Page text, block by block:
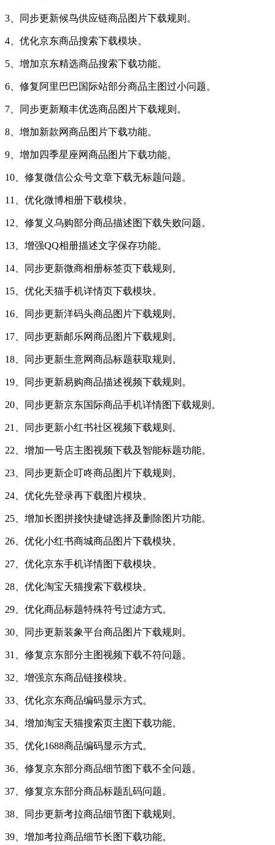
3、同步更新候鸟供应链商品图片下载规则。
4、优化京东商品搜索下载模块。
5、增加京东精选商品搜索下载功能。
6、修复阿里巴巴国际站部分商品主图过小问题。
7、同步更新顺丰优选商品图片下载规则。
8、增加新款网商品图片下载功能。
9、增加四季星座网商品图片下载功能。
10、修复微信公众号文章下载无标题问题。
11、优化微博相册下载模块。
12、修复义乌购部分商品描述图下载失败问题。
13、增强QQ相册描述文字保存功能。
14、同步更新微商相册标签页下载规则。
15、优化天猫手机详情页下载模块。
16、同步更新洋码头商品图片下载规则。
17、同步更新邮乐网商品图片下载规则。
18、同步更新生意网商品标题获取规则。
19、同步更新易购商品描述视频下载规则。
20、同步更新京东国际商品手机详情图下载规则。
21、同步更新小红书社区视频下载规则。
22、增加一号店主图视频下载及智能标题功能。
23、同步更新企叮咚商品图片下载规则。
24、优化先登录再下载图片模块。
25、增加长图拼接快捷键选择及删除图片功能。
26、优化小红书商城商品图片下载模块。
27、优化京东手机详情图下载模块。
28、优化淘宝天猫搜索下载模块。
29、优化商品标题特殊符号过滤方式。
30、同步更新装象平台商品图片下载规则。
31、修复京东部分主图视频下载不符问题。
32、增强京东商品链接模块。
33、优化京东商品编码显示方式。
34、增加淘宝天猫搜索页主图下载功能。
35、优化1688商品编码显示方式。
36、修复京东部分商品细节图下载不全问题。
37、修复京东部分商品标题乱码问题。
38、同步更新考拉商品细节图下载规则。
39、增加考拉商品细节长图下载功能。